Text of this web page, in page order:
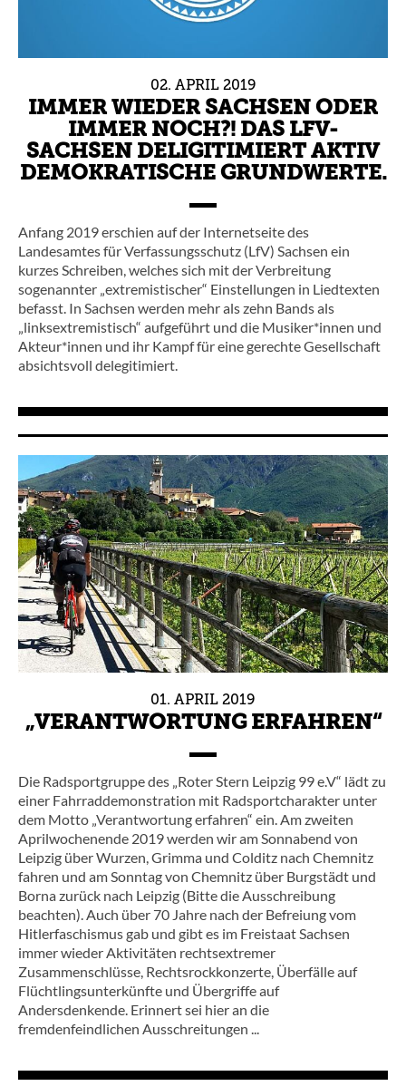
02. APRIL 2019
IMMER WIEDER SACHSEN ODER
IMMER NOCH?! DAS LFV-
SACHSEN DELIGITIMIERT AKTIV
DEMOKRATISCHE GRUNDWERTE.
Anfang 2019 erschien auf der Internetseite des
Landesamtes für Verfassungsschutz (LfV) Sachsen ein
kurzes Schreiben, welches sich mit der Verbreitung
sogenannter „extremistischer“ Einstellungen in Liedtexten
befasst. In Sachsen werden mehr als zehn Bands als
„linksextremistisch“ aufgeführt und die Musiker*innen und
Akteur*innen und ihr Kampf für eine gerechte Gesellschaft
absichtsvoll delegitimiert.
01. APRIL 2019
„VERANTWORTUNG ERFAHREN“
Die Radsportgruppe des „Roter Stern Leipzig 99 e.V“ lädt zu
einer Fahrraddemonstration mit Radsportcharakter unter
dem Motto „Verantwortung erfahren“ ein. Am zweiten
Aprilwochenende 2019 werden wir am Sonnabend von
Leipzig über Wurzen, Grimma und Colditz nach Chemnitz
fahren und am Sonntag von Chemnitz über Burgstädt und
Borna zurück nach Leipzig (Bitte die Ausschreibung
beachten). Auch über 70 Jahre nach der Befreiung vom
Hitlerfaschismus gab und gibt es im Freistaat Sachsen
immer wieder Aktivitäten rechtsextremer
Zusammenschlüsse, Rechtsrockkonzerte, Überfälle auf
Flüchtlingsunterkünfte und Übergriffe auf
Andersdenkende. Erinnert sei hier an die
fremdenfeindlichen Ausschreitungen ...